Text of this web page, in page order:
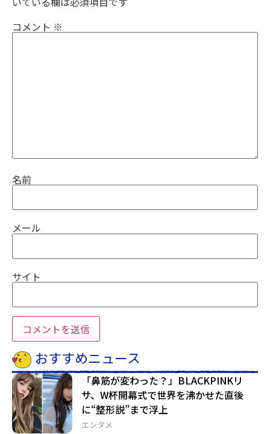
コメント ※
名前
メール
サイト
おすすめニュース
エンタメ
「鼻筋が変わった？」BLACKPINKリ
サ、W杯開幕式で世界を沸かせた直後
に“整形説”まで浮上